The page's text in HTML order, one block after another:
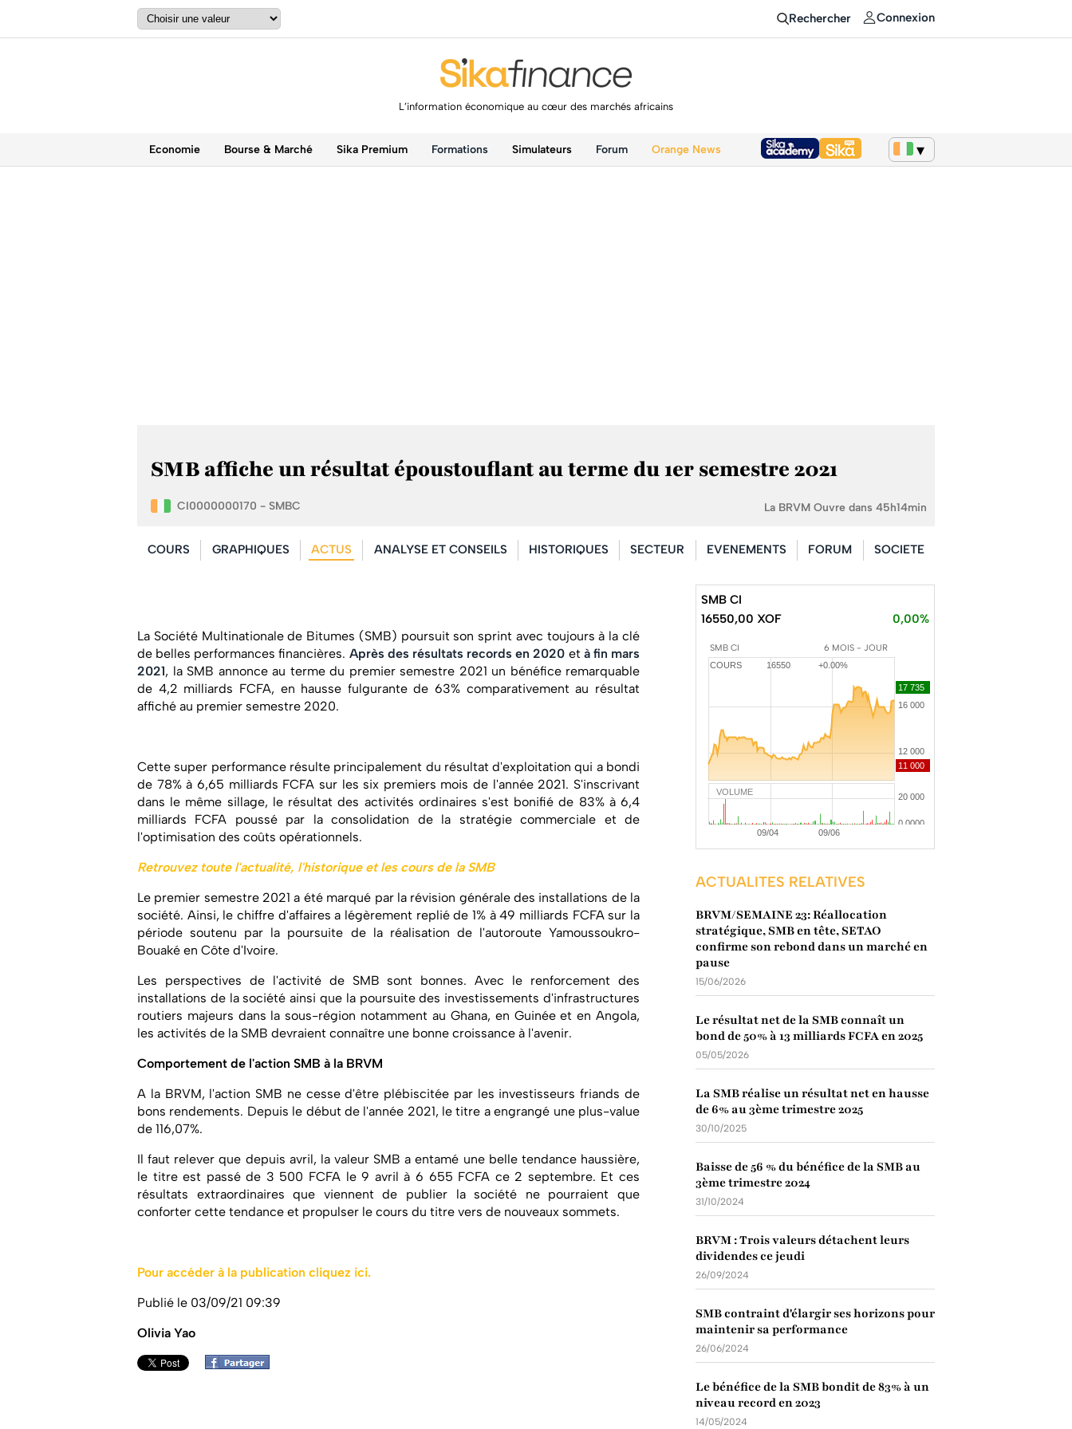
Rechercher Connexion
L’information économique au cœur des marchés africains
Economie Bourse & Marché Sika Premium Formations Simulateurs Forum Orange News
SMB affiche un résultat époustouflant au terme du 1er semestre 2021
CI0000000170 - SMBC La BRVM Ouvre dans 45h14min
COURS GRAPHIQUES ACTUS ANALYSE ET CONSEILS HISTORIQUES SECTEUR EVENEMENTS FORUM SOCIETE
La Société Multinationale de Bitumes (SMB) poursuit son sprint avec toujours à la clé
de belles performances financières. Après des résultats records en 2020 et à fin mars
2021, la SMB annonce au terme du premier semestre 2021 un bénéfice remarquable
de 4,2 milliards FCFA, en hausse fulgurante de 63% comparativement au résultat
affiché au premier semestre 2020.
Cette super performance résulte principalement du résultat d'exploitation qui a bondi
de 78% à 6,65 milliards FCFA sur les six premiers mois de l'année 2021. S'inscrivant
dans le même sillage, le résultat des activités ordinaires s'est bonifié de 83% à 6,4
milliards FCFA poussé par la consolidation de la stratégie commerciale et de
l'optimisation des coûts opérationnels.
Retrouvez toute l'actualité, l'historique et les cours de la SMB
Le premier semestre 2021 a été marqué par la révision générale des installations de la
société. Ainsi, le chiffre d'affaires a légèrement replié de 1% à 49 milliards FCFA sur la
période soutenu par la poursuite de la réalisation de l'autoroute Yamoussoukro-
Bouaké en Côte d'Ivoire.
Les perspectives de l'activité de SMB sont bonnes. Avec le renforcement des
installations de la société ainsi que la poursuite des investissements d'infrastructures
routiers majeurs dans la sous-région notamment au Ghana, en Guinée et en Angola,
les activités de la SMB devraient connaître une bonne croissance à l'avenir.
Comportement de l'action SMB à la BRVM
A la BRVM, l'action SMB ne cesse d'être plébiscitée par les investisseurs friands de
bons rendements. Depuis le début de l'année 2021, le titre a engrangé une plus-value
de 116,07%.
Il faut relever que depuis avril, la valeur SMB a entamé une belle tendance haussière,
le titre est passé de 3 500 FCFA le 9 avril à 6 655 FCFA ce 2 septembre. Et ces
résultats extraordinaires que viennent de publier la société ne pourraient que
conforter cette tendance et propulser le cours du titre vers de nouveaux sommets.
Pour accéder à la publication cliquez ici.
Publié le 03/09/21 09:39
Olivia Yao
SMB CI
16550,00 XOF
0,00%
SMB CI 6 MOIS - JOUR
VOLUME
COURS 16550 +0.00%
ACTUALITES RELATIVES
BRVM/SEMAINE 23: Réallocation
stratégique, SMB en tête, SETAO
confirme son rebond dans un marché en
pause
15/06/2026
Le résultat net de la SMB connaît un
bond de 50% à 13 milliards FCFA en 2025
05/05/2026
La SMB réalise un résultat net en hausse
de 6% au 3ème trimestre 2025
30/10/2025
Baisse de 56 % du bénéfice de la SMB au
3ème trimestre 2024
31/10/2024
BRVM : Trois valeurs détachent leurs
dividendes ce jeudi
26/09/2024
SMB contraint d'élargir ses horizons pour
maintenir sa performance
26/06/2024
Le bénéfice de la SMB bondit de 83% à un
niveau record en 2023
14/05/2024